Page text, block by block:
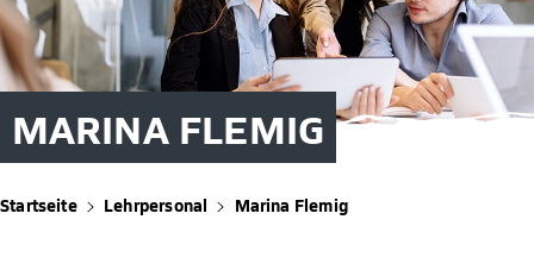
MARINA FLEMIG
Startseite Lehrpersonal Marina Flemig